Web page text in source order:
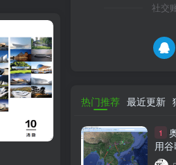
社交
热门推荐 最近更新
1
用
苹果